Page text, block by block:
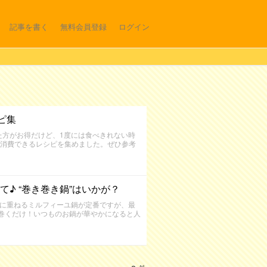
記事を書く 無料会員登録 ログイン
集
がお得だけど、1度には食べきれない時
費できるレシピを集めました。ぜひ参考
“巻き巻き鍋”はいかが？
重ねるミルフィーユ鍋が定番ですが、最
くだけ！いつものお鍋が華やかになると人